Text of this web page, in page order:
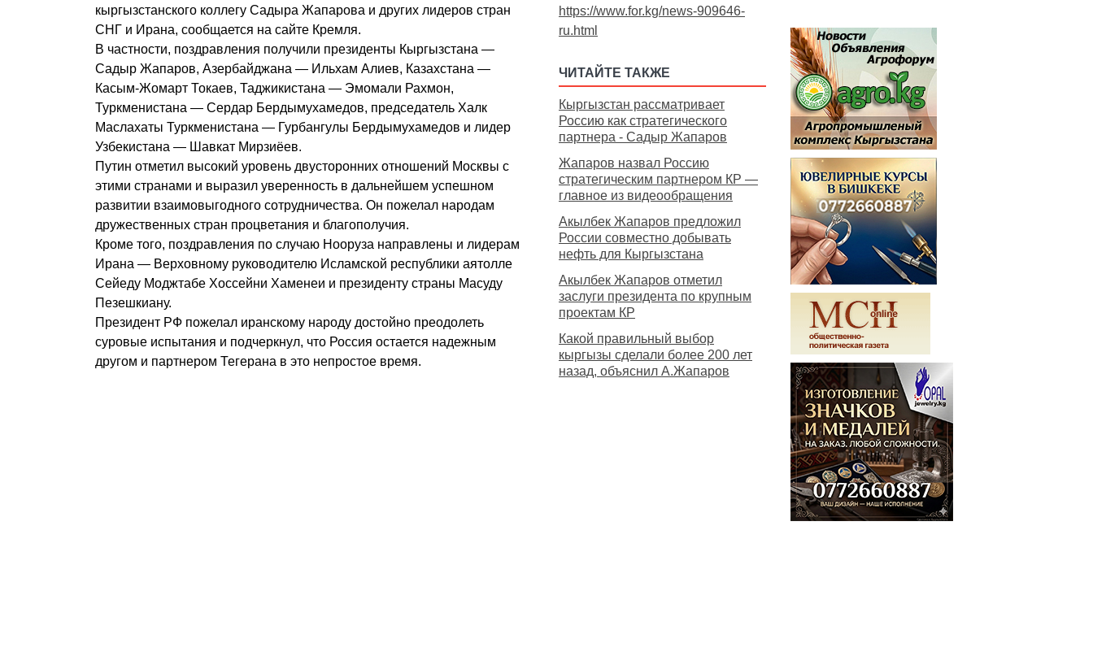
кыргызстанского коллегу Садыра Жапарова и других лидеров стран
СНГ и Ирана, сообщается на сайте Кремля.
В частности, поздравления получили президенты Кыргызстана —
Садыр Жапаров, Азербайджана — Ильхам Алиев, Казахстана —
Касым-Жомарт Токаев, Таджикистана — Эмомали Рахмон,
Туркменистана — Сердар Бердымухамедов, председатель Халк
Маслахаты Туркменистана — Гурбангулы Бердымухамедов и лидер
Узбекистана — Шавкат Мирзиёев.
Путин отметил высокий уровень двусторонних отношений Москвы с
этими странами и выразил уверенность в дальнейшем успешном
развитии взаимовыгодного сотрудничества. Он пожелал народам
дружественных стран процветания и благополучия.
Кроме того, поздравления по случаю Нооруза направлены и лидерам
Ирана — Верховному руководителю Исламской республики аятолле
Сейеду Моджтабе Хоссейни Хаменеи и президенту страны Масуду
Пезешкиану.
Президент РФ пожелал иранскому народу достойно преодолеть
суровые испытания и подчеркнул, что Россия остается надежным
другом и партнером Тегерана в это непростое время.
https://www.for.kg/news-909646-
ru.html
ЧИТАЙТЕ ТАКЖЕ
Кыргызстан рассматривает
Россию как стратегического
партнера - Садыр Жапаров
Жапаров назвал Россию
стратегическим партнером КР —
главное из видеообращения
Акылбек Жапаров предложил
России совместно добывать
нефть для Кыргызстана
Акылбек Жапаров отметил
заслуги президента по крупным
проектам КР
Какой правильный выбор
кыргызы сделали более 200 лет
назад, объяснил А.Жапаров